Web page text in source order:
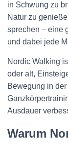
in Schwung zu
Natur zu
sprechen – eine
und dabei jede
Nordic Walking
oder alt,
Bewegung in
Ausdauer
Warum